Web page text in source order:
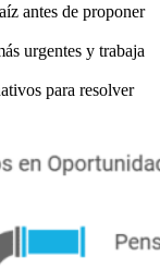
antes de proponer
urgentes y trabaja
para resolver